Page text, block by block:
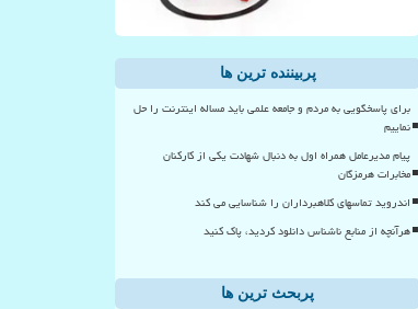
پربیننده ترین ها
برای پاسخگویی به مردم و جامعه علمی باید مساله اینترنت را حل
نماییم
پیام مدیرعامل همراه اول به دنبال شهادت یکی از کارکنان
مخابرات هرمزگان
اندروید تماسهای کلاهبرداران را شناسایی می کند
هرآنچه از منابع ناشناس دانلود کردید، پاک کنید
پربحث ترین ها